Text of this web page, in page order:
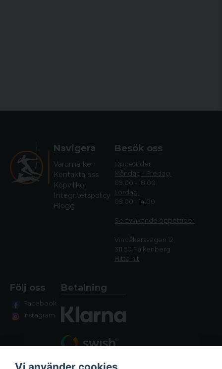
Navigera
Varumärken
Kontakta oss
Köpvillkor
Integritetspolicy
Blogg
Besök oss
Öppettider
Måndag - Fredag:
09.00 - 18.00
Lördag:
09.00 - 14.00
Se avvikande öppettider
Vindåkersvägen 12,
311 50 Falkenberg
Hitta hit
Följ oss
Facebook
Instagram
Betalning